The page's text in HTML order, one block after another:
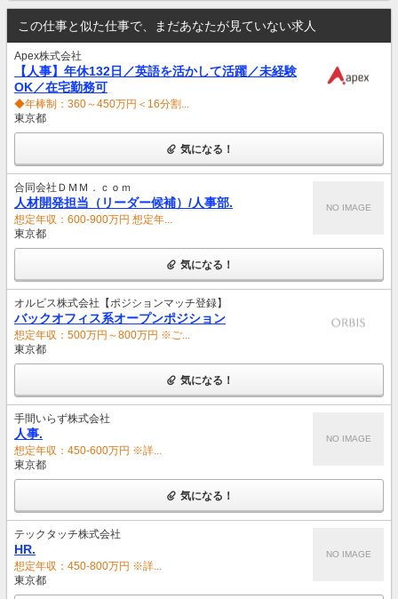
この仕事と似た仕事で、まだあなたが見ていない求人
Apex株式会社
【人事】年休132日／英語を活かして活躍／未経験
OK／在宅勤務可
◆年棒制：360～450万円＜16分割...
東京都
気になる！
合同会社ＤＭＭ．ｃｏｍ
人材開発担当（リーダー候補）/人事部.
想定年収：600-900万円 想定年...
東京都
NO IMAGE
気になる！
オルビス株式会社【ポジションマッチ登録】
バックオフィス系オープンポジション
想定年収：500万円～800万円 ※ご...
東京都
気になる！
手間いらず株式会社
人事.
想定年収：450-600万円 ※詳...
東京都
NO IMAGE
気になる！
テックタッチ株式会社
HR.
想定年収：450-800万円 ※詳...
東京都
NO IMAGE